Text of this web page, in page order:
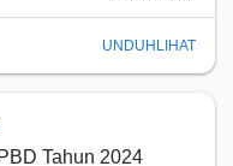
UNDUH LIHAT
Tahun 2024